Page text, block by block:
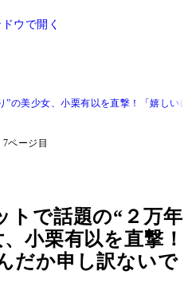
ウで開く
”の美少女、小栗有以を直撃！「嬉しい
7ページ目
トで話題の“２万年
小栗有以を直撃！
だか申し訳ないで